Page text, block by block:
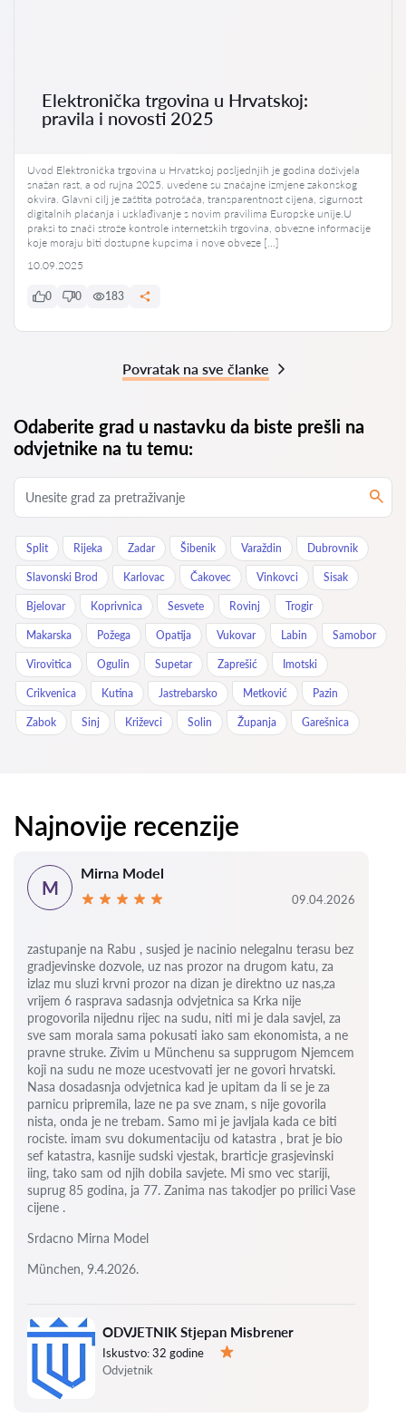
Elektronička trgovina u Hrvatskoj:
pravila i novosti 2025
Uvod Elektronička trgovina u Hrvatskoj posljednjih je godina doživjela
snažan rast, a od rujna 2025. uvedene su značajne izmjene zakonskog
okvira. Glavni cilj je zaštita potrošača, transparentnost cijena, sigurnost
digitalnih plaćanja i usklađivanje s novim pravilima Europske unije.U
praksi to znači strože kontrole internetskih trgovina, obvezne informacije
koje moraju biti dostupne kupcima i nove obveze […]
10.09.2025
0 0 183
Povratak na sve članke
Odaberite grad u nastavku da biste prešli na
odvjetnike na tu temu:
Split Rijeka Zadar Šibenik Varaždin Dubrovnik
Slavonski Brod Karlovac Čakovec Vinkovci Sisak
Bjelovar Koprivnica Sesvete Rovinj Trogir
Makarska Požega Opatija Vukovar Labin Samobor
Virovitica Ogulin Supetar Zaprešić Imotski
Crikvenica Kutina Jastrebarsko Metković Pazin
Zabok Sinj Križevci Solin Županja Garešnica
Najnovije recenzije
ODVJETNIK Stjepan Misbrener
Iskustvo:32 godine
Odvjetnik
M
Mirna Model
09.04.2026
zastupanje na Rabu , susjed je nacinio nelegalnu terasu bez
gradjevinske dozvole, uz nas prozor na drugom katu, za
izlaz mu sluzi krvni prozor na dizan je direktno uz nas,za
vrijem 6 rasprava sadasnja odvjetnica sa Krka nije
progovorila nijednu rijec na sudu, niti mi je dala savjel, za
sve sam morala sama pokusati iako sam ekonomista, a ne
pravne struke. Zivim u Münchenu sa supprugom Njemcem
koji na sudu ne moze ucestvovati jer ne govori hrvatski.
Nasa dosadasnja odvjetnica kad je upitam da li se je za
parnicu pripremila, laze ne pa sve znam, s nije govorila
nista, onda je ne trebam. Samo mi je javljala kada ce biti
rociste. imam svu dokumentaciju od katastra , brat je bio
sef katastra, kasnije sudski vjestak, brarticje grasjevinski
iing, tako sam od njih dobila savjete. Mi smo vec stariji,
suprug 85 godina, ja 77. Zanima nas takodjer po prilici Vase
cijene .
Srdacno Mirna Model
München, 9.4.2026.